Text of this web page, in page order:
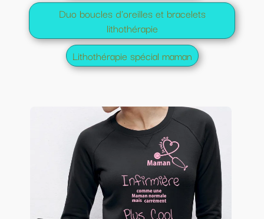
Duo boucles d'oreilles et bracelets
lithothérapie
Lithothérapie spécial maman